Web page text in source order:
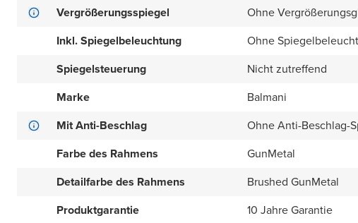
Vergrößerungsspiegel
Ohne
Inkl. Spiegelbeleuchtung
Ohne
Spiegelsteuerung
Nicht zutreffend
Marke
Balmani
Mit Anti-Beschlag
Ohne Anti-Beschlag-
Farbe des Rahmens
GunMetal
Detailfarbe des Rahmens
Brushed GunMetal
Produktgarantie
10 Jahre Garantie